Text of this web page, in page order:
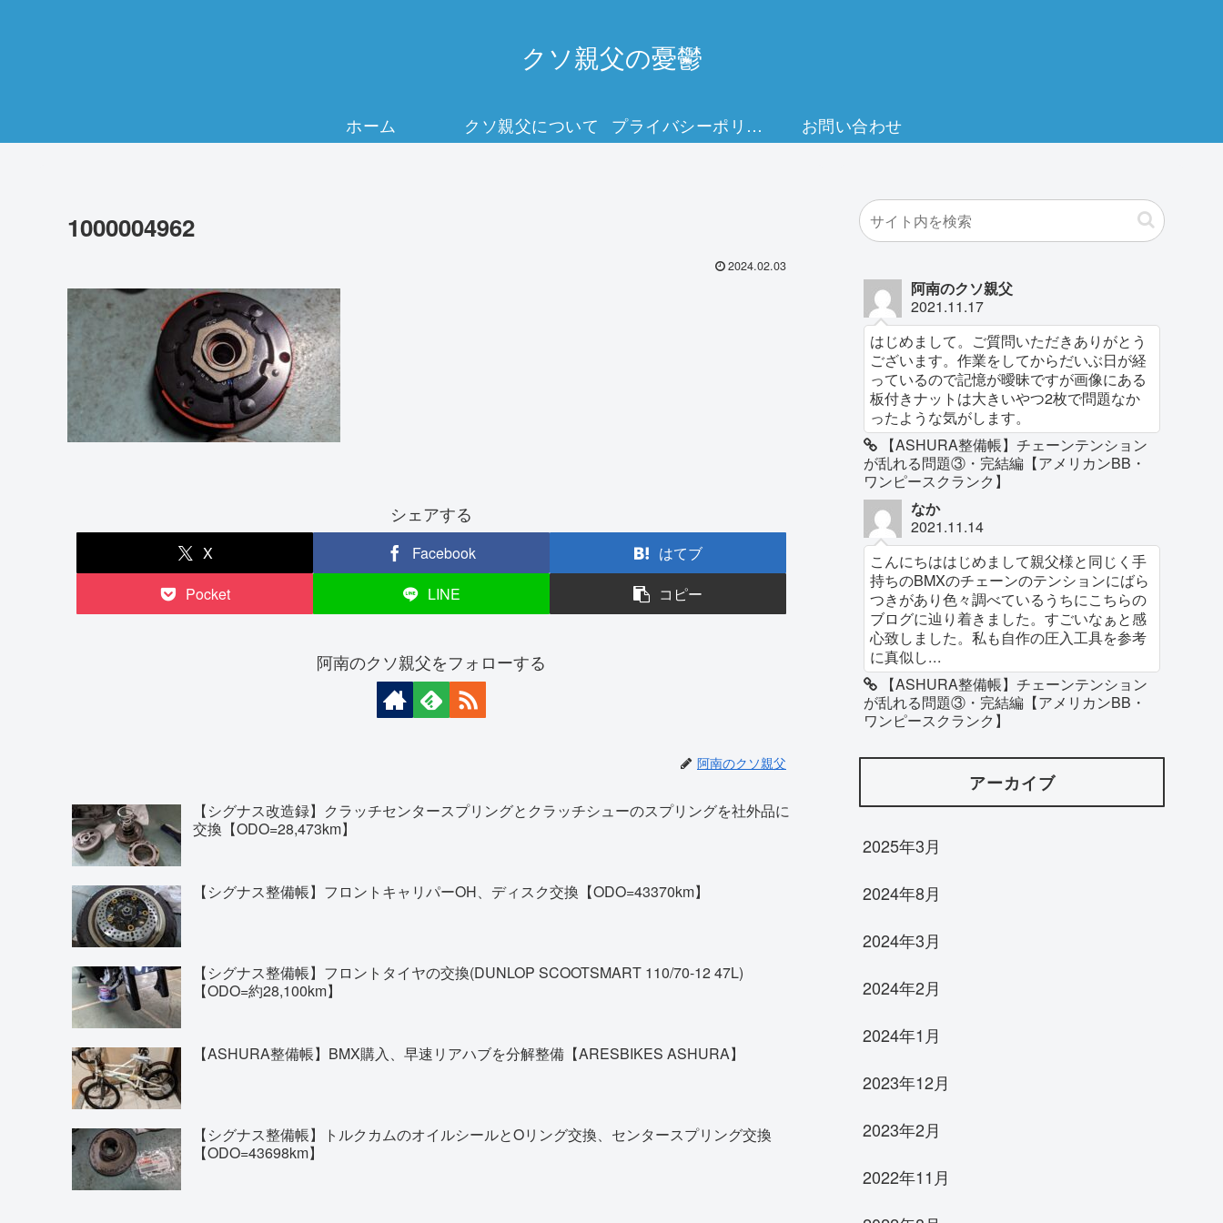
クソ親父の憂鬱
ホーム クソ親父について プライバシーポリシー お問い合わせ
1000004962
2024.02.03
シェアする
X Facebook
はてブ
Pocket
LINE コピー
阿南のクソ親父をフォローする
阿南のクソ親父
【シグナス改造録】クラッチセンタースプリングとクラッチシューのスプリングを社外品に
交換【ODO=28,473km】
【シグナス整備帳】フロントキャリパーOH、ディスク交換【ODO=43370km】
【シグナス整備帳】フロントタイヤの交換(DUNLOP SCOOTSMART 110/70-12 47L)
【ODO=約28,100km】
【ASHURA整備帳】BMX購入、早速リアハブを分解整備【ARESBIKES ASHURA】
【シグナス整備帳】トルクカムのオイルシールとOリング交換、センタースプリング交換
【ODO=43698km】
阿南のクソ親父
2021.11.17
はじめまして。ご質問いただきありがとう
ございます。作業をしてからだいぶ日が経
っているので記憶が曖昧ですが画像にある
板付きナットは大きいやつ2枚で問題なか
ったような気がします。
【ASHURA整備帳】チェーンテンション
が乱れる問題③・完結編【アメリカンBB・
ワンピースクランク】
なか
2021.11.14
こんにちははじめまして親父様と同じく手
持ちのBMXのチェーンのテンションにばら
つきがあり色々調べているうちにこちらの
ブログに辿り着きました。すごいなぁと感
心致しました。私も自作の圧入工具を参考
に真似し...
【ASHURA整備帳】チェーンテンション
が乱れる問題③・完結編【アメリカンBB・
ワンピースクランク】
アーカイブ
2025年3月
2024年8月
2024年3月
2024年2月
2024年1月
2023年12月
2023年2月
2022年11月